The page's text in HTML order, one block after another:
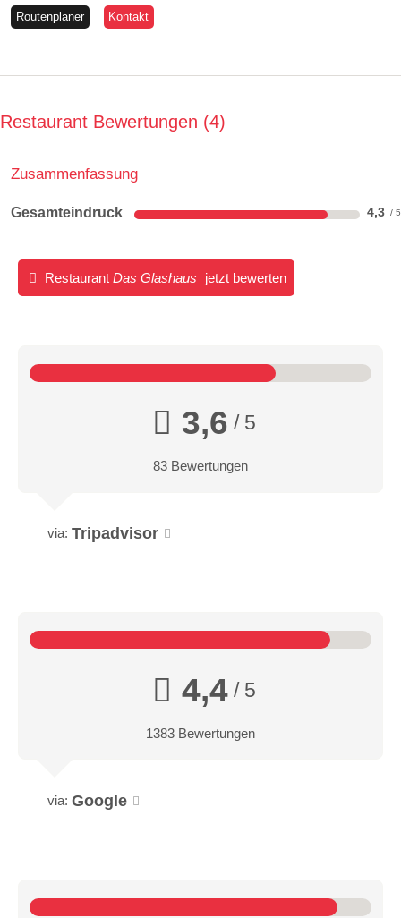
Routenplaner Kontakt
Restaurant Bewertungen 4
Zusammenfassung
Gesamteindruck 4,3
Restaurant Das Glashaus jetzt bewerten
3,6 / 5
83 Bewertungen
via: Tripadvisor
4,4/ 5
1383 Bewertungen
via: Google